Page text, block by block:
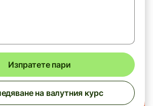
Изпратете пари
на валутния курс